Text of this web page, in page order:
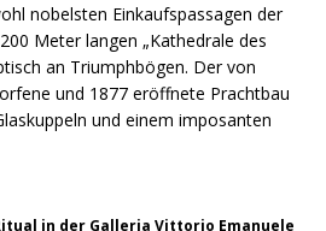
nobelsten Einkaufspassagen der
Meter langen „Kathedrale des
an Triumphbögen. Der von
und 1877 eröffnete Prachtbau
und einem imposanten
in der Galleria Vittorio Emanuele